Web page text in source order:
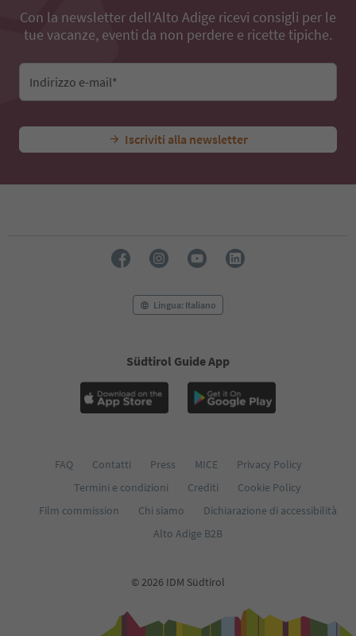
Con la newsletter dell’Alto Adige ricevi consigli per le
tue vacanze, eventi da non perdere e ricette tipiche.
Indirizzo e-mail*
Iscriviti alla newsletter
Lingua: Italiano
Südtirol Guide App
FAQ Contatti Press MICE
Privacy Policy
Termini e condizioni
Crediti
Cookie Policy
Film commission
Chi siamo
Dichiarazione di accessibilità
Alto Adige B2B
© 2026 IDM Südtirol